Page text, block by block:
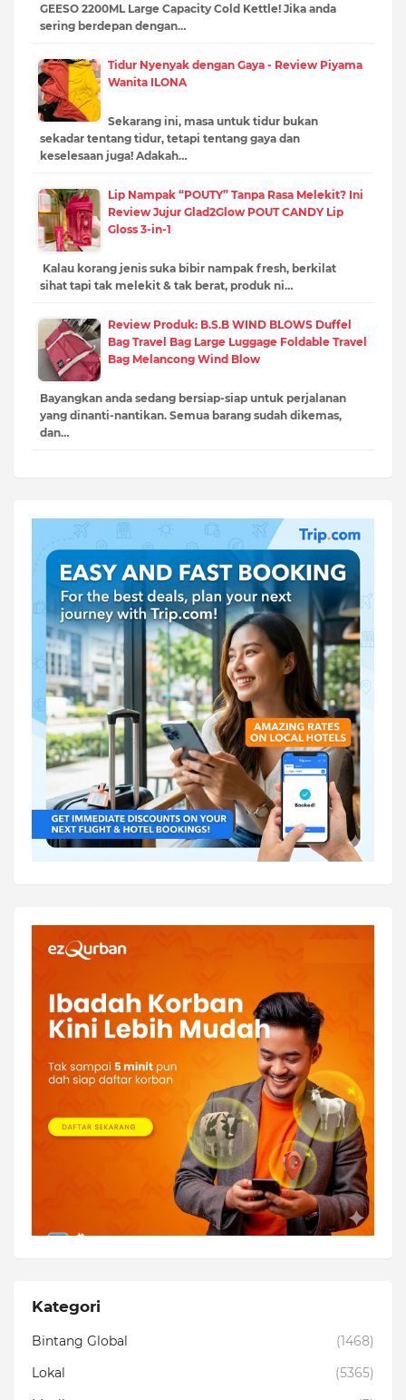
GEESO 2200ML Large Capacity Cold Kettle! Jika anda
sering berdepan dengan…
Tidur Nyenyak dengan Gaya - Review Piyama
Wanita ILONA
Sekarang ini, masa untuk tidur bukan
sekadar tentang tidur, tetapi tentang gaya dan
keselesaan juga! Adakah…
Lip Nampak “POUTY” Tanpa Rasa Melekit? Ini
Review Jujur Glad2Glow POUT CANDY Lip
Gloss 3-in-1
Kalau korang jenis suka bibir nampak fresh, berkilat
sihat tapi tak melekit & tak berat, produk ni…
Review Produk: B.S.B WIND BLOWS Duffel
Bag Travel Bag Large Luggage Foldable Travel
Bag Melancong Wind Blow
Bayangkan anda sedang bersiap-siap untuk perjalanan
yang dinanti-nantikan. Semua barang sudah dikemas,
dan…
Kategori
Bintang Global
(1468)
Lokal
(5365)